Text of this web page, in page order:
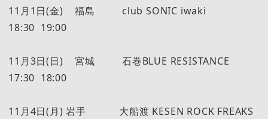
11月1日(金) 福島 club SONIC iwaki
18:30 19:00
11月3日(日) 宮城 石巻BLUE RESISTANCE
17:30 18:00
11月4日(月) 岩手 大船渡 KESEN ROCK FREAKS